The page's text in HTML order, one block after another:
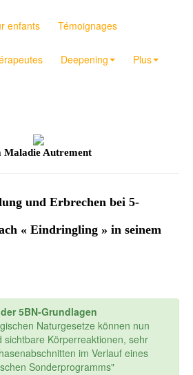
enfants Témoignages
Deepening Plus
Maladie Autrement
und Erbrechen bei 5-
« Eindringling » in seinem
5BN-Grundlagen
Naturgesetze können nun
sichtbare Körperreaktionen, sehr
im Verlauf eines
Sonderprogramms"